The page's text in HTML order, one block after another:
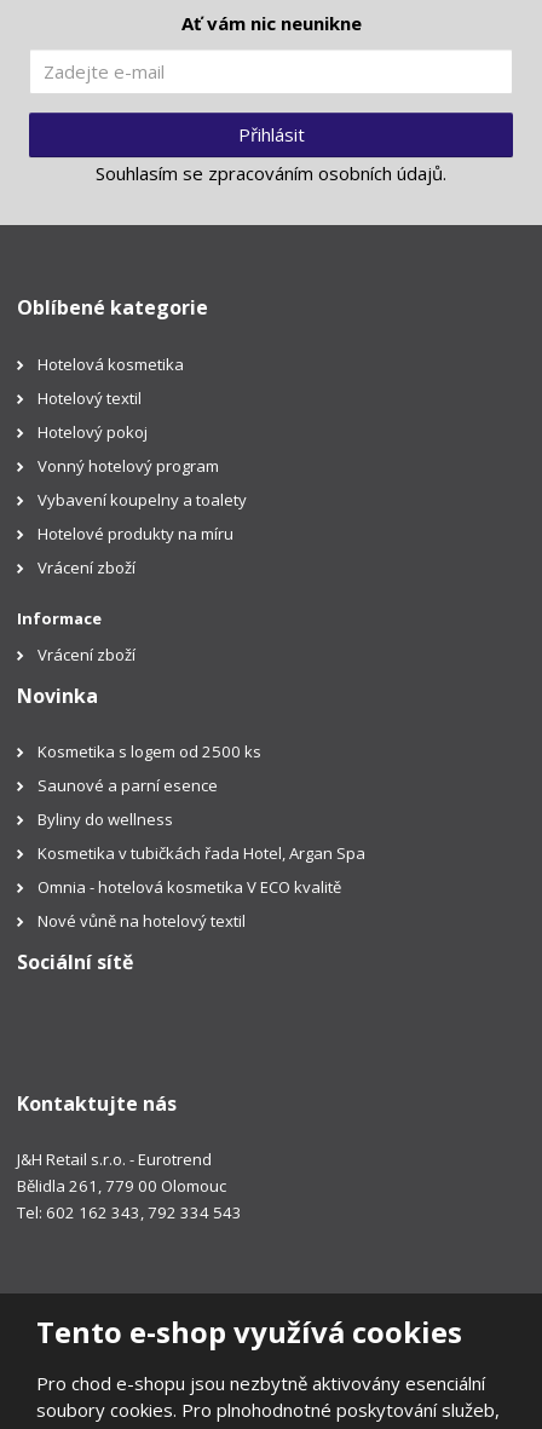
Tento e-shop využívá cookies
Pro chod e-shopu jsou nezbytně aktivovány esenciální
soubory cookies. Pro plnohodnotné poskytování služeb,
Ať vám nic neunikne
Přihlásit
Souhlasím se zpracováním osobních údajů.
Oblíbené kategorie
Hotelová kosmetika
Hotelový textil
Hotelový pokoj
Vonný hotelový program
Vybavení koupelny a toalety
Hotelové produkty na míru
Vrácení zboží
Informace
Vrácení zboží
Novinka
Kosmetika s logem od 2500 ks
Saunové a parní esence
Byliny do wellness
Kosmetika v tubičkách řada Hotel, Argan Spa
Omnia - hotelová kosmetika V ECO kvalitě
Nové vůně na hotelový textil
Sociální sítě
Kontaktujte nás
J&H Retail s.r.o. - Eurotrend
Bělidla 261, 779 00 Olomouc
Tel: 602 162 343, 792 334 543